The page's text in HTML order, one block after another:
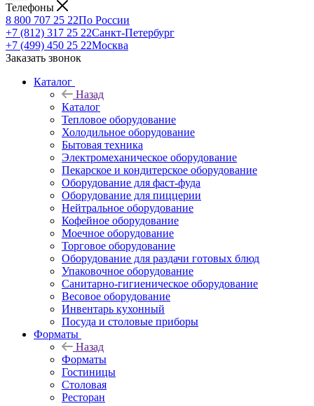
Телефоны
8 800 707 25 22По России
+7 (812) 317 25 22Санкт-Петербург
+7 (499) 450 25 22Москва
Заказать звонок
Каталог
Назад
Каталог
Тепловое оборудование
Холодильное оборудование
Бытовая техника
Электромеханическое оборудование
Пекарское и кондитерское оборудование
Оборудование для фаст-фуда
Оборудование для пиццерии
Нейтральное оборудование
Кофейное оборудование
Моечное оборудование
Торговое оборудование
Оборудование для раздачи готовых блюд
Упаковочное оборудование
Санитарно-гигиеническое оборудование
Весовое оборудование
Инвентарь кухонный
Посуда и столовые приборы
Форматы
Назад
Форматы
Гостиницы
Столовая
Ресторан